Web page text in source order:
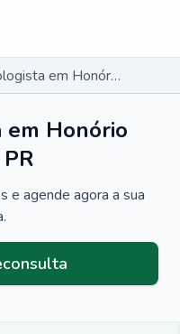
Endocrinologista em Honório Serpa - PR
em Honório
e agende agora a sua